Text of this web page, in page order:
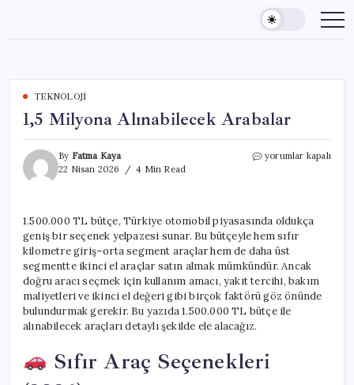
content
TEKNOLOJI
1,5 Milyona Alınabilecek Arabalar
By Fatma Kaya
22 Nisan 2026
4 Min Read
1,5
yorumlar kapalı
1.500.000 TL bütçe, Türkiye otomobil piyasasında oldukça
geniş bir seçenek yelpazesi sunar. Bu bütçeyle hem sıfır
kilometre giriş–orta segment araçlar hem de daha üst
segmentte ikinci el araçlar satın almak mümkündür. Ancak
doğru aracı seçmek için kullanım amacı, yakıt tercihi, bakım
maliyetleri ve ikinci el değeri gibi birçok faktörü göz önünde
bulundurmak gerekir. Bu yazıda 1.500.000 TL bütçe ile
alınabilecek araçları detaylı şekilde ele alacağız.
Sıfır Araç Seçenekleri